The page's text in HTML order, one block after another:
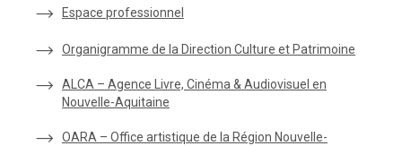
Espace professionnel
Organigramme de la Direction Culture et Patrimoine
ALCA – Agence Livre, Cinéma & Audiovisuel en
Nouvelle-Aquitaine
OARA – Office artistique de la Région Nouvelle-